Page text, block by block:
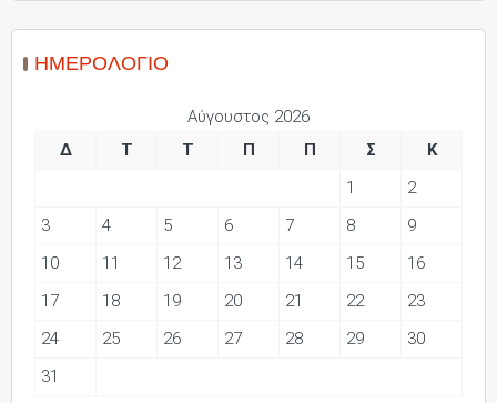
ΗΜΕΡΟΛΌΓΙΟ
Αύγουστος 2026
Δ
Τ Τ Π Π Σ
Κ
1
2
3
4 5 6 7 8
9
10
11 12 13 14 15
16
17
18 19 20 21 22
23
24
25 26 27 28 29
30
31